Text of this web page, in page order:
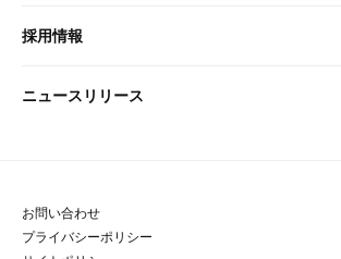
大和総研の強み
先端テクノロジーに基づく新たな価値の創出
政策分析
金融経済教育等
次世代社会への貢献
会社情報 トップ
会社概要・役員一覧
大和総研の歩み
採用情報
採用情報 トップ
経験者採用
ニュースリリース
お問い合わせ
プライバシーポリシー